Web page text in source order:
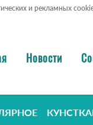
и рекламных
Новости